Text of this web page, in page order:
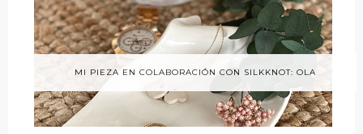
MI PIEZA EN COLABORACIÓN CON SILKKNOT: OLA